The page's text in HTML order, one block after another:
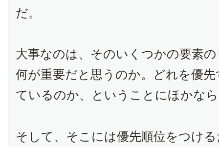
だ。
大事なのは、そのいくつかの要素
何が重要だと思うのか。どれを優
ているのか、ということにほかな
そして、そこには優先順位をつけ